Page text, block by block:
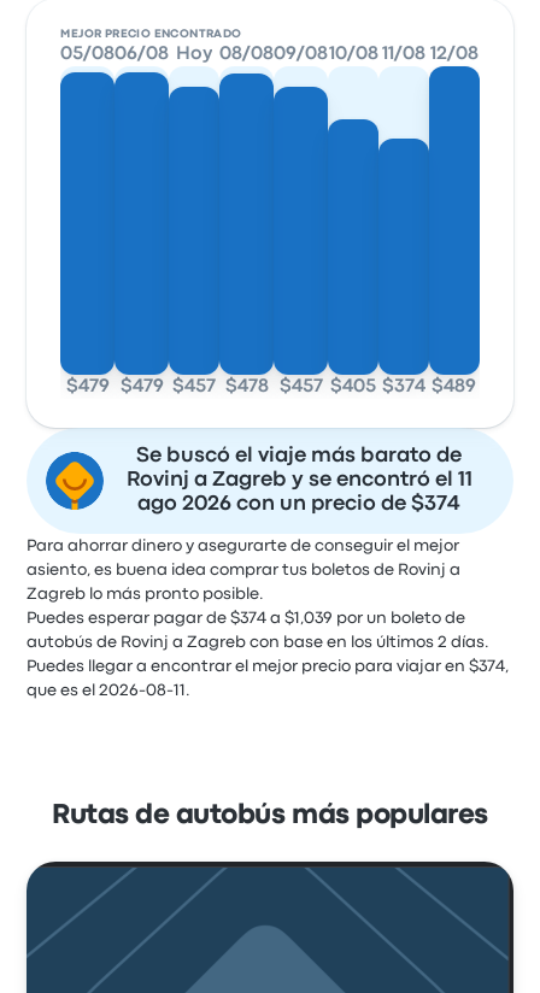
MEJOR PRECIO ENCONTRADO
05/08
$479
06/08
$479
Hoy
$457
08/08
$478
09/08
$457
10/08
$405
11/08
$374
12/08
$489
Se buscó el viaje más barato de
Rovinj a Zagreb y se encontró el 11
ago 2026 con un precio de $374
Para ahorrar dinero y asegurarte de conseguir el mejor
asiento, es buena idea comprar tus boletos de Rovinj a
Zagreb lo más pronto posible.
Puedes esperar pagar de $374 a $1,039 por un boleto de
autobús de Rovinj a Zagreb con base en los últimos 2 días.
Puedes llegar a encontrar el mejor precio para viajar en $374,
que es el 2026-08-11.
Rutas de autobús más populares